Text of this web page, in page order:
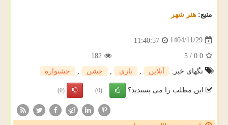
منبع: هنر شهر
1404/11/29
11:40:57
0.0
/
5
182
تگهای خبر:
آنلاین , بازی , جشن , جشنواره
این مطلب را می پسندید؟ (0)
(0)